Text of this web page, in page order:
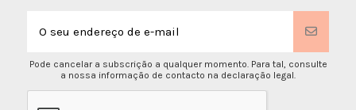
Pode cancelar a subscrição a qualquer momento. Para tal, consulte
a nossa informação de contacto na declaração legal.